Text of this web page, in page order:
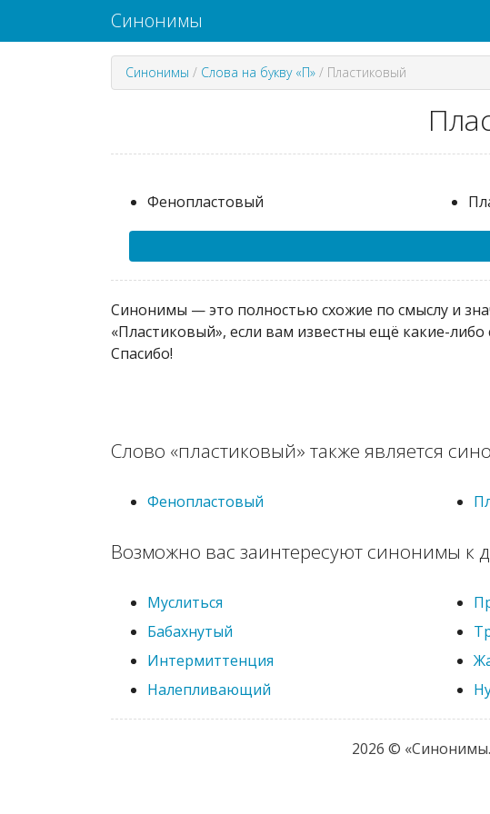
Синонимы
Синонимы / Слова на букву «П» / Пластиковый
Фенопластовый
Синонимы — это полностью схожие по смыслу и
«Пластиковый», если вам известны ещё какие-
Спасибо!
Слово «пластиковый» также является
Фенопластовый
Возможно вас заинтересуют синонимы к
Муслиться
Бабахнутый
Интермиттенция
Налепливающий
2026 ©